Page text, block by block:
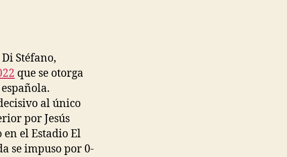
Stéfano,
que se otorga
al único
por Jesús
el Estadio El
se impuso por 0-